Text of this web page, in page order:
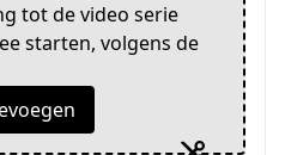
tot de video serie
starten, volgens de